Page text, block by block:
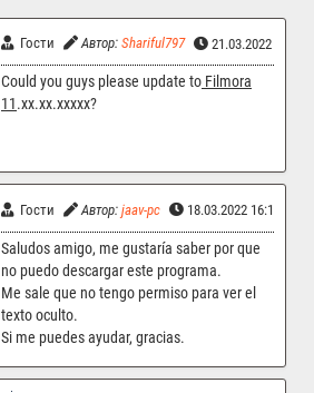
Гости Автор: Shariful797 21.03.2022 14:39
Could you guys please update to Filmora
11.xx.xx.xxxxx?
Гости Автор: jaav-pc 18.03.2022 16:13
Saludos amigo, me gustaría saber por que
no puedo descargar este programa.
Me sale que no tengo permiso para ver el
texto oculto.
Si me puedes ayudar, gracias.